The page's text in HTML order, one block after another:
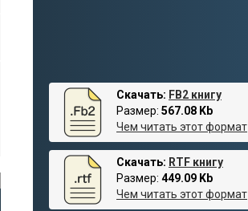
Скачать: FB2 книгу
Размер: 567.08 Kb
Чем читать этот формат
Скачать: RTF книгу
Размер: 449.09 Kb
Чем читать этот формат